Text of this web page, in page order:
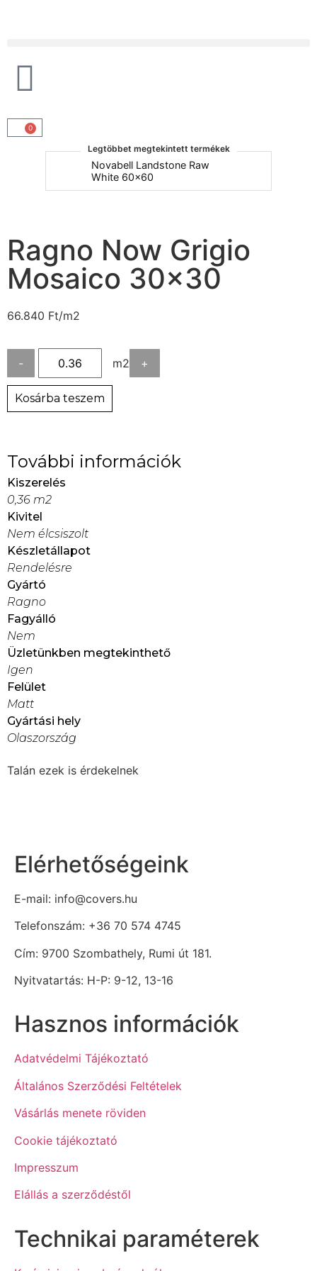
0
Legtöbbet megtekintett termékek
Novabell Landstone Raw
White 60x60
Ragno Now Grigio
Mosaico 30×30
66.840 Ft/m2
- m2 +
Kosárba teszem
További információk
Kiszerelés
0,36 m2
Kivitel
Nem élcsiszolt
Készletállapot
Rendelésre
Gyártó
Ragno
Fagyálló
Nem
Üzletünkben megtekinthető
Igen
Felület
Matt
Gyártási hely
Olaszország
Talán ezek is érdekelnek
Elérhetőségeink
E-mail: info@covers.hu
Telefonszám: +36 70 574 4745
Cím: 9700 Szombathely, Rumi út 181.
Nyitvatartás: H-P: 9-12, 13-16
Hasznos információk
Adatvédelmi Tájékoztató
Általános Szerződési Feltételek
Vásárlás menete röviden
Cookie tájékoztató
Impresszum
Elállás a szerződéstől
Technikai paraméterek